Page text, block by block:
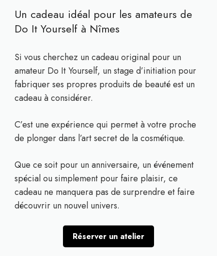
Un cadeau idéal pour les amateurs de
Do It Yourself à Nîmes
Si vous cherchez un cadeau original pour un
amateur Do It Yourself, un stage d’initiation pour
fabriquer ses propres produits de beauté est un
cadeau à considérer.
C’est une expérience qui permet à votre proche
de plonger dans l’art secret de la cosmétique.
Que ce soit pour un anniversaire, un événement
spécial ou simplement pour faire plaisir, ce
cadeau ne manquera pas de surprendre et faire
découvrir un nouvel univers.
Réserver un atelier